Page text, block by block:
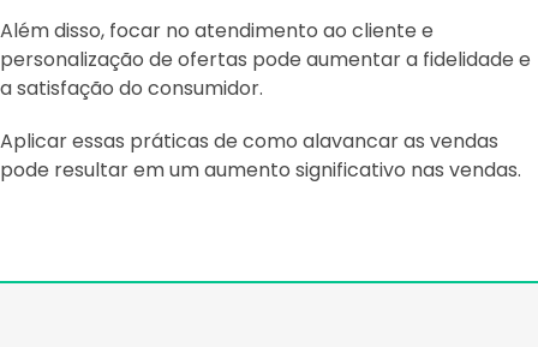
Além disso, focar no atendimento ao cliente e
personalização de ofertas pode aumentar a fidelidade e
a satisfação do consumidor.
Aplicar essas práticas de como alavancar as vendas
pode resultar em um aumento significativo nas vendas.